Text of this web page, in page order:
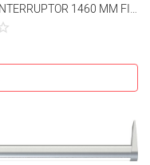
CABIDEIRO DE ALUMÍNIO COM LEDS E INTERRUPTOR 1460 MM FIXAÇÃO SUPERIOR